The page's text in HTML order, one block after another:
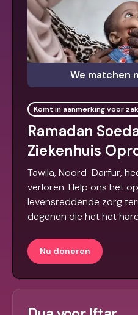
We matchen
Komt in aanmerking voor
Ramadan
Ziekenhuis
Tawila, Noord-Darfur,
verloren. Help ons het
levensreddende zorg
degenen die het het
Nu doneren